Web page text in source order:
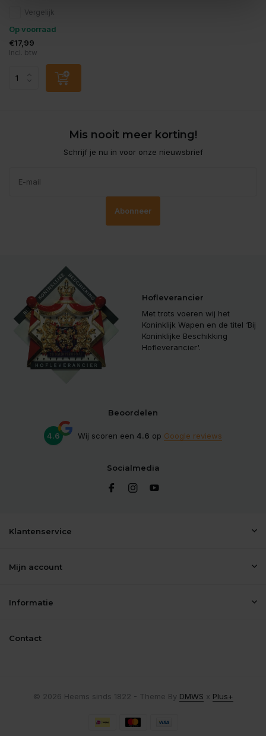
Vergelijk
Op voorraad
€17,99
Incl. btw
Mis nooit meer korting!
Schrijf je nu in voor onze nieuwsbrief
Abonneer
Hofleverancier
Met trots voeren wij het
Koninklijk Wapen en de titel ‘Bij
Koninklijke Beschikking
Hofleverancier'.
Beoordelen
4.6 Wij scoren een 4.6 op Google reviews
Socialmedia
Klantenservice
Mijn account
Informatie
Contact
© 2026 Heems sinds 1822 - Theme By DMWS x Plus+